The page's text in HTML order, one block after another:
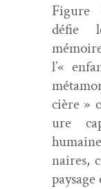
Fig­ure
défie
l’«
cière »
ure
naires,